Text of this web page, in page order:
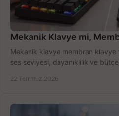
Mekanik Klavye mi,
Mekanik klavye membran klavye
ses seviyesi, dayanıklılık ve
22 Temmuz 2026